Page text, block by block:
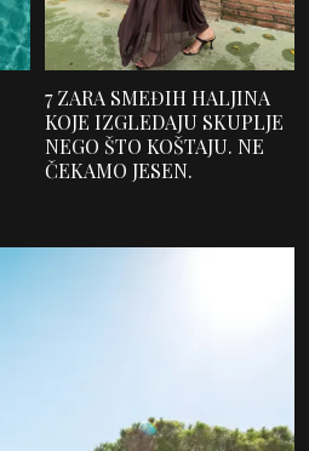
7 ZARA SMEĐIH HALJINA
KOJE IZGLEDAJU SKUPLJE
NEGO ŠTO KOŠTAJU. NE
ČEKAMO JESEN.